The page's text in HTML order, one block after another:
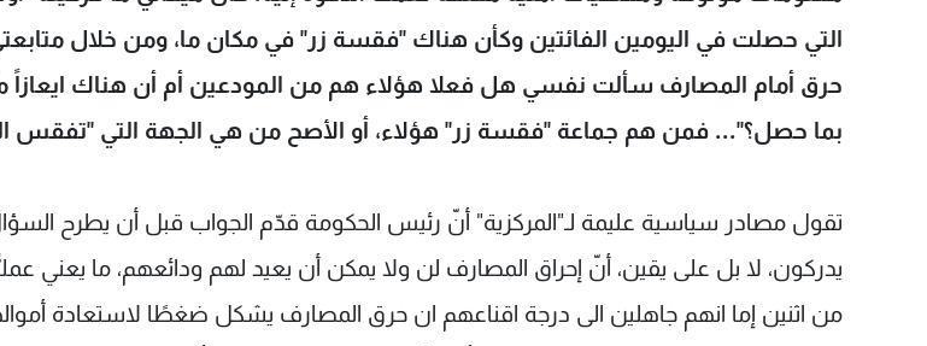
التي حصلت في اليومين الفائتين وكأن هناك "فقسة زر" في مكان ما، ومن خلال
حرق أمام المصارف سألت نفسي هل فعلا هؤلاء هم من المودعين أم أن هناك ايعازاً
بما حصل؟"... فمن هم جماعة "فقسة زر" هؤلاء، أو الأصح من هي الجهة التي "تفقس
تقول مصادر سياسية عليمة لـ"المركزية" أنّ رئيس الحكومة قدّم الجواب قبل أن يطرح
يدركون، لا بل على يقين، أنّ إحراق المصارف لن ولا يمكن أن يعيد لهم ودائعهم، ما يعني
من اثنين إما انهم جاهلين الى درجة اقناعهم ان حرق المصارف يشكل ضغطًا لاستعادة